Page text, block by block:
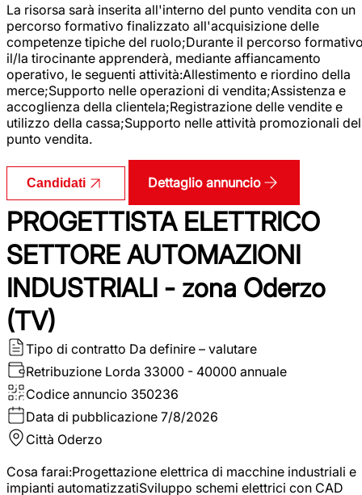
La risorsa sarà inserita all'interno del punto vendita con un
percorso formativo finalizzato all'acquisizione delle
competenze tipiche del ruolo;Durante il percorso
il/la tirocinante apprenderà, mediante affiancamento
operativo, le seguenti attività:Allestimento e riordino della
merce;Supporto nelle operazioni di vendita;Assistenza e
accoglienza della clientela;Registrazione delle vendite e
utilizzo della cassa;Supporto nelle attività promozionali del
punto vendita.
Candidati Dettaglio annuncio
PROGETTISTA ELETTRICO
SETTORE AUTOMAZIONI
INDUSTRIALI - zona Oderzo
(TV)
Tipo di contratto Da definire – valutare
Retribuzione Lorda 33000 - 40000 annuale
Codice annuncio 350236
Data di pubblicazione 7/8/2026
Città Oderzo
Cosa farai:Progettazione elettrica di macchine industriali e
impianti automatizzatiSviluppo schemi elettrici con CAD